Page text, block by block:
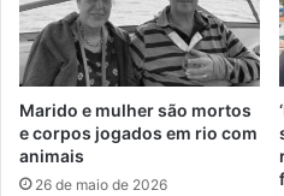
Marido e mulher são mortos
e corpos jogados em rio com
animais
26 de maio de 2026